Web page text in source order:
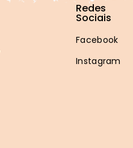
Redes
Sociais
Facebook
Instagram